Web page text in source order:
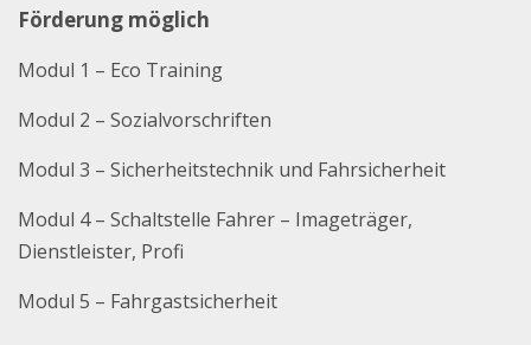
Förderung möglich
Modul 1 – Eco Training
Modul 2 – Sozialvorschriften
Modul 3 – Sicherheitstechnik und Fahrsicherheit
Modul 4 – Schaltstelle Fahrer – Imageträger,
Dienstleister, Profi
Modul 5 – Fahrgastsicherheit